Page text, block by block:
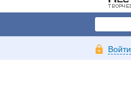
Войти